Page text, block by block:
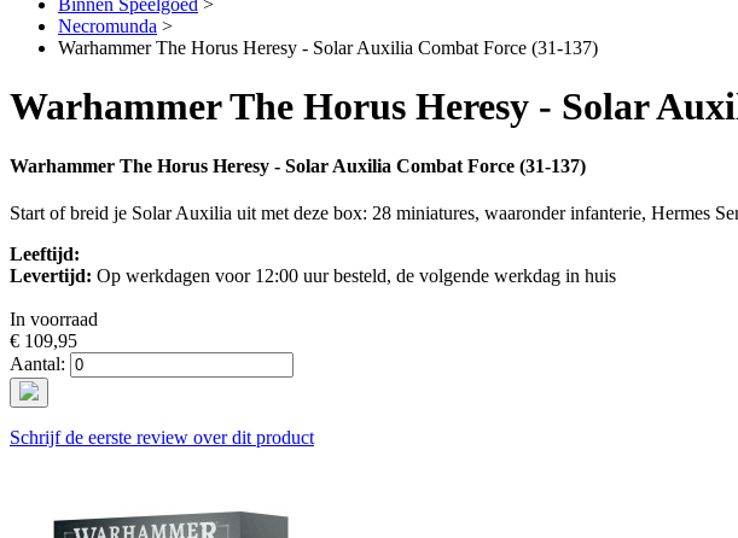
Binnen Speelgoed >
Necromunda >
Warhammer The Horus Heresy - Solar Auxilia Combat Force (31-137)
Warhammer The Horus Heresy - Solar
Warhammer The Horus Heresy - Solar Auxilia Combat Force (31-137)
Start of breid je Solar Auxilia uit met deze box: 28 miniatures, waaronder infanterie, Hermes
Leeftijd:
Levertijd: Op werkdagen voor 12:00 uur besteld, de volgende werkdag in huis
In voorraad
€ 109,95
Aantal:
Schrijf de eerste review over dit product